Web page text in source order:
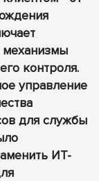
механизмы
контроля.
управление
для службы
ИТ-